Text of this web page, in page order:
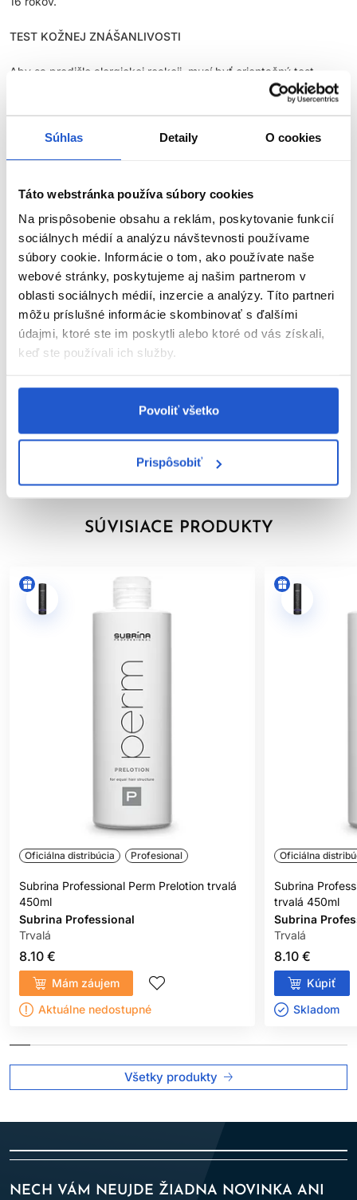
Súhlas Detaily O cookies
Táto webstránka používa súbory cookies
Na prispôsobenie obsahu a reklám, poskytovanie funkcií
sociálnych médií a analýzu návštevnosti používame
súbory cookie. Informácie o tom, ako používate naše
webové stránky, poskytujeme aj našim partnerom v
oblasti sociálnych médií, inzercie a analýzy. Títo partneri
môžu príslušné informácie skombinovať s ďalšími
údajmi, ktoré ste im poskytli alebo ktoré od vás získali,
keď ste používali ich služby.
Povoliť všetko
Prispôsobiť
TEST KOŽNEJ ZNÁŠANLIVOSTI
Aby sa predišlo alergickej reakcii, musí byť orientačný test
48 hodín pred každým použitím
. Naneste malé množstvo farby na čistú, suchú
pokožku (napr. na vnútornú stranu predlaktia) a nechajte
pôsobiť. Ak sa počas testu alebo do 48 hodín objaví
NEFARBIŤ VLASY, AK:
máte vyrážky, citlivú, podráždenú alebo poškodenú
pokožku hlavy,
ste v minulosti zaznamenali alergickú reakciu na farbenie
vlasov,
ste už mali alergickú reakciu na dočasné tetovanie čiernou
henou.
dôkladne vypláchnite vodou.
Nepoužívajte na farbenie mihalníc a obočia.
Používajte vhodné ochranné rukavice.
Uchovávajte mimo dosahu detí.
kaderníckych salónoch.
Dodržiavanie uvedených pokynov pomáha minimalizovať riziko
alergických reakcií a zabezpečuje bezpečné používanie
výrobku.
ZOBRAZIŤ VIAC
SÚVISIACE PRODUKTY
Oficiálna distribúcia Profesional
Subrina Professional Perm Prelotion trvalá
450ml
Subrina Professional
Trvalá
8.10 €
Mám záujem
Aktuálne nedostupné
Oficiálna
Subrina
trvalá 450ml
Subrina
Trvalá
8.10 €
Kúpiť
Skladom ㅤ
Všetky produkty
NECH VÁM NEUJDE ŽIADNA NOVINKA ANI